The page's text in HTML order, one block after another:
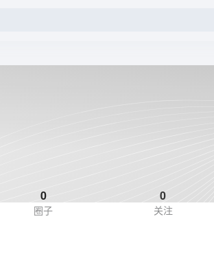
0
圈子
0
关注